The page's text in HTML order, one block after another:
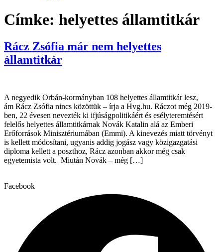
Címke: helyettes államtitkár
Rácz Zsófia már nem helyettes
államtitkár
A negyedik Orbán-kormányban 108 helyettes államtitkár lesz,
ám Rácz Zsófia nincs közöttük – írja a Hvg.hu. Ráczot még 2019-
ben, 22 évesen nevezték ki ifjúságpolitikáért és esélyteremtésért
felelős helyettes államtitkárnak Novák Katalin alá az Emberi
Erőforrások Minisztériumában (Emmi). A kinevezés miatt törvényt
is kellett módosítani, ugyanis addig jogász vagy közigazgatási
diploma kellett a poszthoz, Rácz azonban akkor még csak
egyetemista volt. Miután Novák – még […]
Facebook